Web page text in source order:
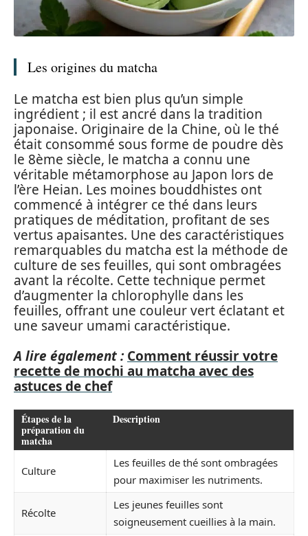
Les origines du matcha
Le matcha est bien plus qu’un simple
ingrédient ; il est ancré dans la tradition
japonaise. Originaire de la Chine, où le thé
était consommé sous forme de poudre dès
le 8ème siècle, le matcha a connu une
véritable métamorphose au Japon lors de
l’ère Heian. Les moines bouddhistes ont
commencé à intégrer ce thé dans leurs
pratiques de méditation, profitant de ses
vertus apaisantes. Une des caractéristiques
remarquables du matcha est la méthode de
culture de ses feuilles, qui sont ombragées
avant la récolte. Cette technique permet
d’augmenter la chlorophylle dans les
feuilles, offrant une couleur vert éclatant et
une saveur umami caractéristique.
A lire également : Comment réussir votre
recette de mochi au matcha avec des
astuces de chef
Étapes de la
préparation du
matcha
Description
Culture
Les feuilles de thé sont ombragées
pour maximiser les nutriments.
Récolte
Les jeunes feuilles sont
soigneusement cueillies à la main.